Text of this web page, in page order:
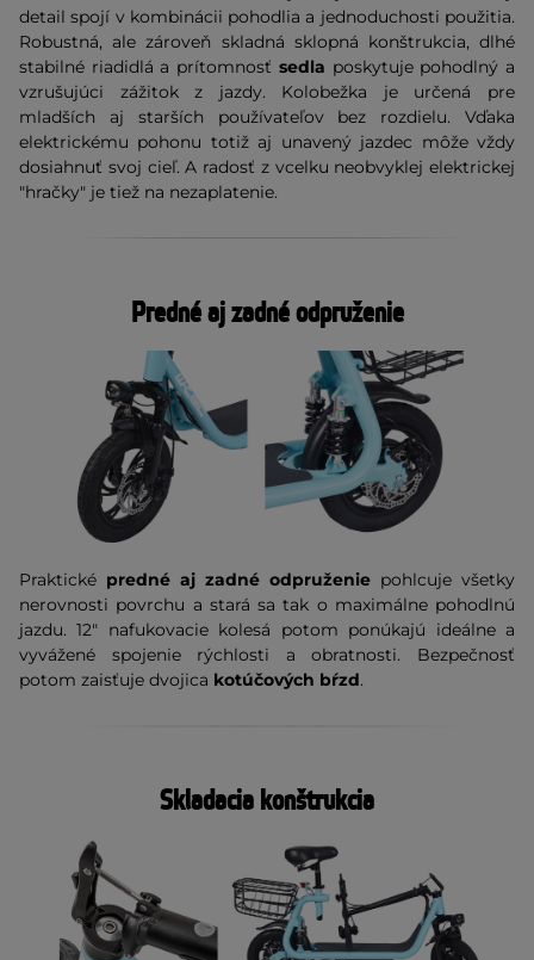
detail spojí v kombinácii pohodlia a jednoduchosti použitia.
Robustná, ale zároveň skladná sklopná konštrukcia, dlhé
stabilné riadidlá a prítomnosť sedla poskytuje pohodlný a
vzrušujúci zážitok z jazdy. Kolobežka je určená pre
mladších aj starších používateľov bez rozdielu. Vďaka
elektrickému pohonu totiž aj unavený jazdec môže vždy
dosiahnuť svoj cieľ. A radosť z vcelku neobvyklej elektrickej
"hračky" je tiež na nezaplatenie.
Predné aj zadné odpruženie
Praktické predné aj zadné odpruženie pohlcuje všetky
nerovnosti povrchu a stará sa tak o maximálne pohodlnú
jazdu. 12" nafukovacie kolesá potom ponúkajú ideálne a
vyvážené spojenie rýchlosti a obratnosti. Bezpečnosť
potom zaisťuje dvojica kotúčových bŕzd.
Skladacia konštrukcia